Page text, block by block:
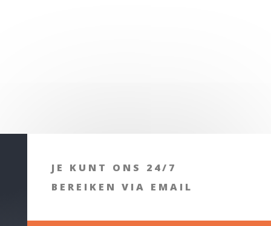
JE KUNT ONS 24/7
BEREIKEN VIA EMAIL